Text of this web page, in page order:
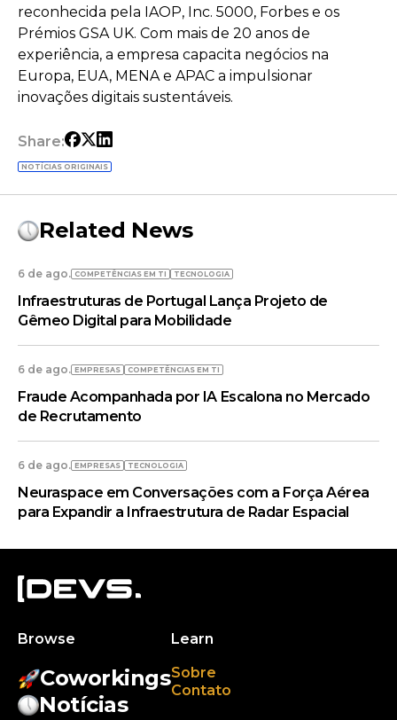
reconhecida pela IAOP, Inc. 5000, Forbes e os
Prémios GSA UK. Com mais de 20 anos de
experiência, a empresa capacita negócios na
Europa, EUA, MENA e APAC a impulsionar
inovações digitais sustentáveis.
Share:
NOTÍCIAS ORIGINAIS
Related News
6 de ago. COMPETÊNCIAS EM TI TECNOLOGIA
Infraestruturas de Portugal Lança Projeto de
Gêmeo Digital para Mobilidade
6 de ago. EMPRESAS COMPETÊNCIAS EM TI
Fraude Acompanhada por IA Escalona no Mercado
de Recrutamento
6 de ago. EMPRESAS TECNOLOGIA
Neuraspace em Conversações com a Força Aérea
para Expandir a Infraestrutura de Radar Espacial
Browse
Coworkings
Notícias
Learn
Sobre
Contato